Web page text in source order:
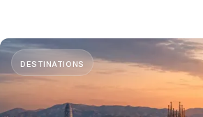
DESTINATIONS